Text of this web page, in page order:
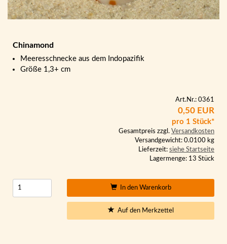
Chinamond
Meeresschnecke aus dem Indopazifik
Größe 1,3+ cm
Art.Nr.: 0361
0,50 EUR
pro 1 Stück*
Gesamtpreis zzgl. Versandkosten
Versandgewicht: 0.0100 kg
Lieferzeit: siehe Startseite
Lagermenge: 13 Stück
In den Warenkorb
Auf den Merkzettel